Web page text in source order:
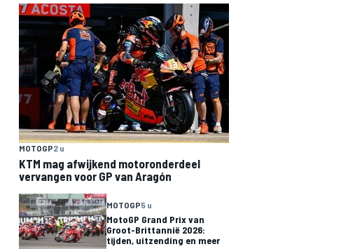
MOTOGP2 u
KTM mag afwijkend motoronderdeel
vervangen voor GP van Aragón
MOTOGP5 u
MotoGP Grand Prix van
Groot-Brittannië 2026:
tijden, uitzending en meer